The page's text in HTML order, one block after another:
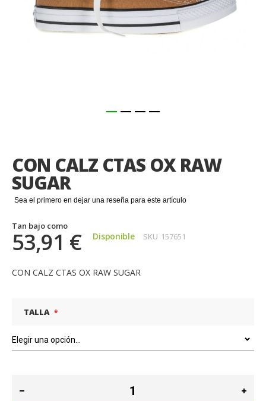
CON CALZ CTAS OX RAW
SUGAR
Sea el primero en dejar una reseña para este artículo
Tan bajo como
53,91 € Disponible SKU 157651
CON CALZ CTAS OX RAW SUGAR
TALLA
de
la
galería
de